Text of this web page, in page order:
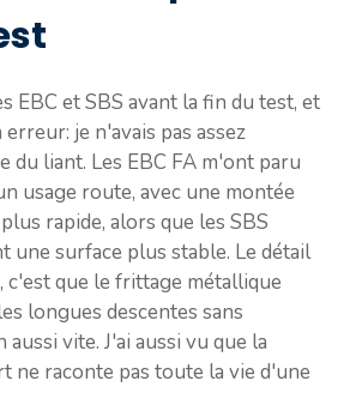
EBC et SBS avant la fin du test, et
je n'avais pas assez
du liant. Les EBC FA m'ont paru
usage route, avec une montée
rapide, alors que les SBS
une surface plus stable. Le détail
c'est que le frittage métallique
longues descentes sans
vite. J'ai aussi vu que la
ne raconte pas toute la vie d'une